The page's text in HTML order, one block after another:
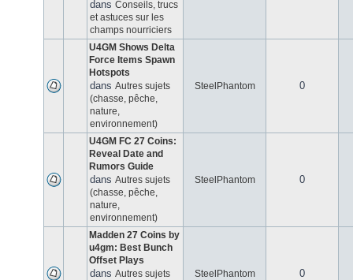
dans Conseils, trucs
et astuces sur les
champs nourriciers
U4GM Shows Delta
Force Items Spawn
Hotspots
dans Autres sujets
(chasse, pêche,
nature,
environnement)
SteelPhantom 0
U4GM FC 27 Coins:
Reveal Date and
Rumors Guide
dans Autres sujets
(chasse, pêche,
nature,
environnement)
SteelPhantom 0
Madden 27 Coins by
u4gm: Best Bunch
Offset Plays
dans Autres sujets
SteelPhantom 0